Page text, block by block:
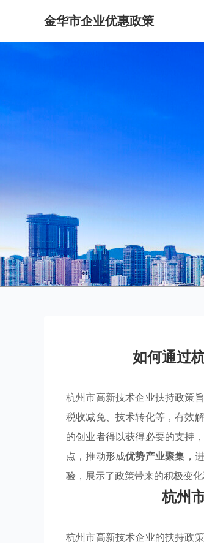
金华市企业优惠政策
如何通过
杭州市高新技术企业扶持政策
税收减免、技术转化等，有效
的创业者得以获得必要的支持
点，推动形成优势产业聚集 ，
验，展示了政策带来的积极变化
杭州
杭州市高新技术企业的扶持政